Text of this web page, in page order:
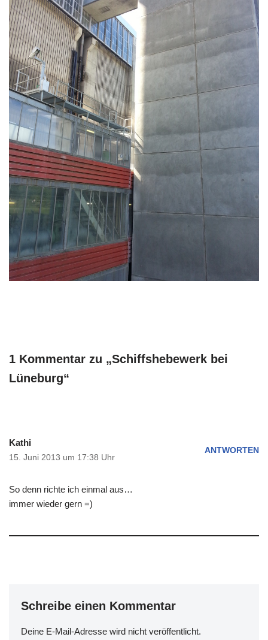
1 Kommentar zu „Schiffshebewerk bei
Lüneburg“
Kathi
15. Juni 2013 um 17:38 Uhr
ANTWORTEN
So denn richte ich einmal aus…
immer wieder gern =)
Schreibe einen Kommentar
Deine E-Mail-Adresse wird nicht veröffentlicht.